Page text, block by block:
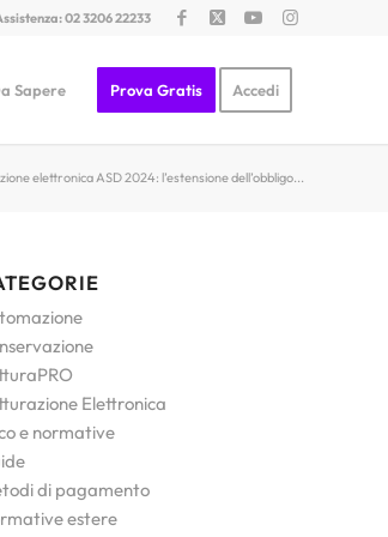
02 3206 22233
Sapere Prova Gratis Accedi
elettronica ASD 2024: l’estensione dell’obbligo...
Elettronica
e normative
di pagamento
estere